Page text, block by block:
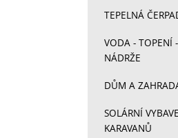
TEPELNÁ
VODA - TOPENÍ -
NÁDRŽE
DŮM A
SOLÁRNÍ
KARAVANŮ